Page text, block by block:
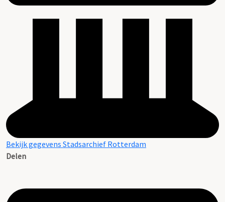
Bekijk gegevens Stadsarchief Rotterdam
Delen